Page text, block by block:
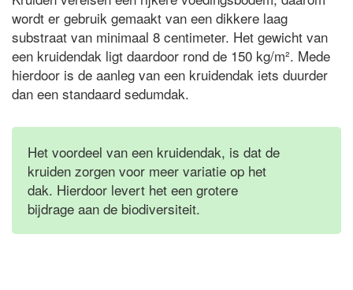
wordt er gebruik gemaakt van een dikkere laag
substraat van minimaal 8 centimeter. Het gewicht van
een kruidendak ligt daardoor rond de 150 kg/m². Mede
hierdoor is de aanleg van een kruidendak iets duurder
dan een standaard sedumdak.
Het voordeel van een kruidendak, is dat de
kruiden zorgen voor meer variatie op het
dak. Hierdoor levert het een grotere
bijdrage aan de biodiversiteit.